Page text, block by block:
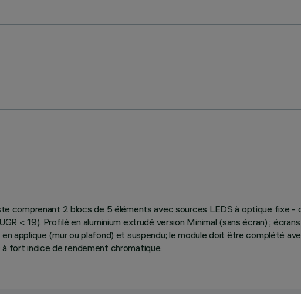
comprenant 2 blocs de 5 éléments avec sources LEDS à optique fixe
< 19). Profilé en aluminium extrudé version Minimal (sans écran) ;
(mur ou plafond) et suspendu; le module doit être complété
fort indice de rendement chromatique.